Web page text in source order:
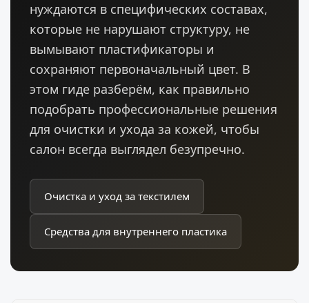
нуждаются в специфических составах,
которые не нарушают структуру, не
вымывают пластификаторы и
сохраняют первоначальный цвет. В
этом гиде разберём, как правильно
подобрать профессиональные решения
для очистки и ухода за кожей, чтобы
салон всегда выглядел безупречно.
Очистка и уход за текстилем
Средства для внутреннего пластика